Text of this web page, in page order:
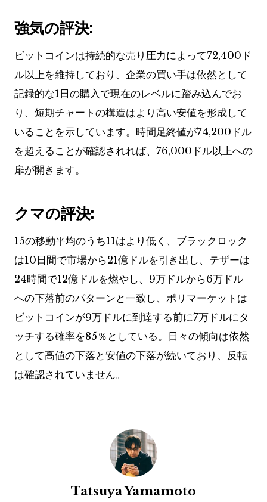
強気の評決:
ビットコインは持続的な売り圧力によって72,400ド
ル以上を維持しており、企業の買い手は依然として
記録的な1日の購入で現在のレベルに踏み込んでお
り、短期チャートの構造はより高い安値を形成して
いることを示しています。時間足終値が74,200ドル
を超えることが確認されれば、76,000ドル以上への
扉が開きます。
クマの評決:
15の移動平均のうち11はより低く、ブラックロック
は10日間で市場から21億ドルを引き出し、テザーは
24時間で12億ドルを燃やし、9万ドルから6万ドル
への下落前のパターンと一致し、ポリマーケットは
ビットコインが9万ドルに到達する前に7万ドルにタ
ッチする確率を85％としている。日々の傾向は依然
として高値の下落と安値の下落が続いており、反転
は確認されていません。
Tatsuya Yamamoto